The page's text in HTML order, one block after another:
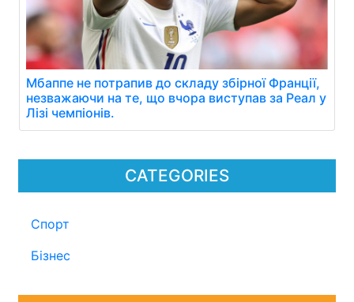
CATEGORIES
Спорт
Бізнес
Мбаппе не потрапив до складу збірної Франції,
незважаючи на те, що вчора виступав за Реал у
Лізі чемпіонів.